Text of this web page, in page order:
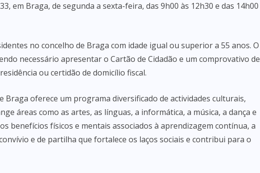
em Braga, de segunda a sexta-feira, das 9h00 às 12h30 e das 14h00
no concelho de Braga com idade igual ou superior a 55 anos. O
necessário apresentar o Cartão de Cidadão e um comprovativo de
ou certidão de domicílio fiscal.
Braga oferece um programa diversificado de actividades culturais,
áreas como as artes, as línguas, a informática, a música, a dança e
benefícios físicos e mentais associados à aprendizagem contínua, a
e de partilha que fortalece os laços sociais e contribui para o